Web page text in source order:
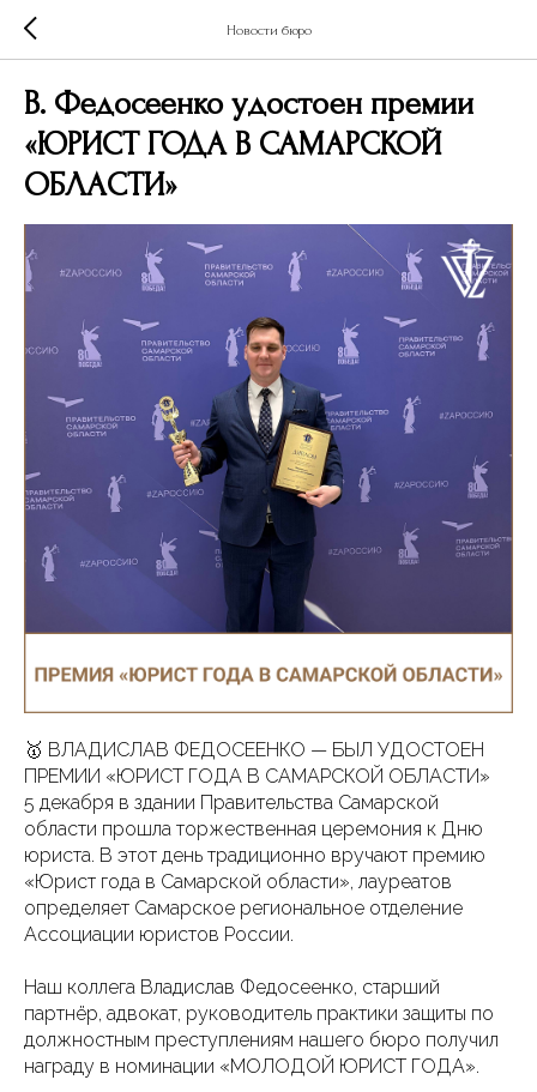
Новости бюро
В. Федосеенко удостоен премии
«ЮРИСТ ГОДА В САМАРСКОЙ
ОБЛАСТИ»
🥇 ВЛАДИСЛАВ ФЕДОСЕЕНКО — БЫЛ УДОСТОЕН
ПРЕМИИ «ЮРИСТ ГОДА В САМАРСКОЙ ОБЛАСТИ»
5 декабря в здании Правительства Самарской
области прошла торжественная церемония к Дню
юриста. В этот день традиционно вручают премию
«Юрист года в Самарской области», лауреатов
определяет Самарское региональное отделение
Ассоциации юристов России.
Наш коллега Владислав Федосеенко, старший
партнёр, адвокат, руководитель практики защиты по
должностным преступлениям нашего бюро получил
награду в номинации «МОЛОДОЙ ЮРИСТ ГОДА».